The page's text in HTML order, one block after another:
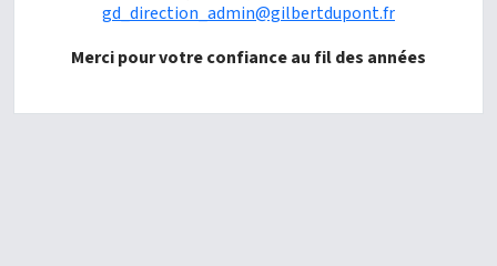
gd_direction_admin@gilbertdupont.fr
Merci pour votre confiance au fil des années